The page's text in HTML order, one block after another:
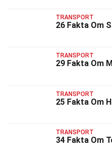
TRANSPORT
26 Fakta Om
TRANSPORT
29 Fakta Om
TRANSPORT
25 Fakta Om
TRANSPORT
34 Fakta Om